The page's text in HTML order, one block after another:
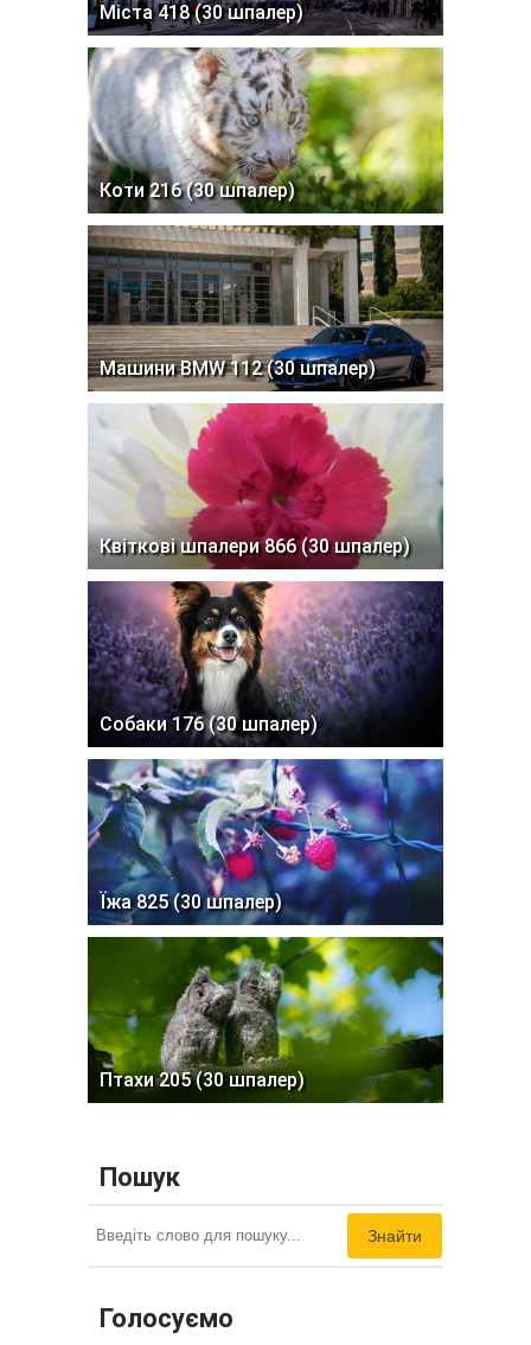
Міста 418 (30 шпалер)
Коти 216 (30 шпалер)
Машини BMW 112 (30 шпалер)
Квіткові шпалери 866 (30 шпалер)
Собаки 176 (30 шпалер)
Їжа 825 (30 шпалер)
Птахи 205 (30 шпалер)
Пошук
Знайти
Голосуємо